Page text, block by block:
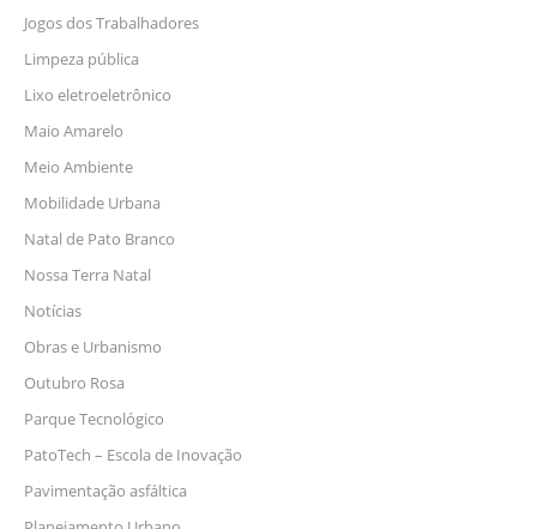
Jogos dos Trabalhadores
Limpeza pública
Lixo eletroeletrônico
Maio Amarelo
Meio Ambiente
Mobilidade Urbana
Natal de Pato Branco
Nossa Terra Natal
Notícias
Obras e Urbanismo
Outubro Rosa
Parque Tecnológico
PatoTech – Escola de Inovação
Pavimentação asfáltica